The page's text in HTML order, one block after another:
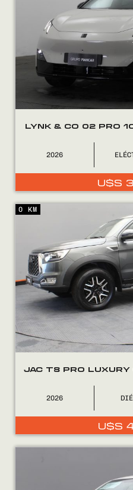
LYNK & CO 02 PRO
2026
U$S
JAC T8 PRO LUXURY
2026
U$S
0 KM